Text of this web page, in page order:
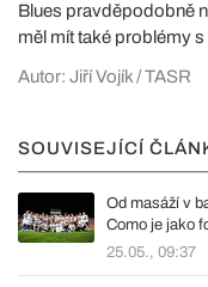
Blues pravděpodobně
měl mít také problémy
Autor: Jiří Vojík / TASR
SOUVISEJÍCÍ
Od masáží v
Como je jako
25.05., 09:37